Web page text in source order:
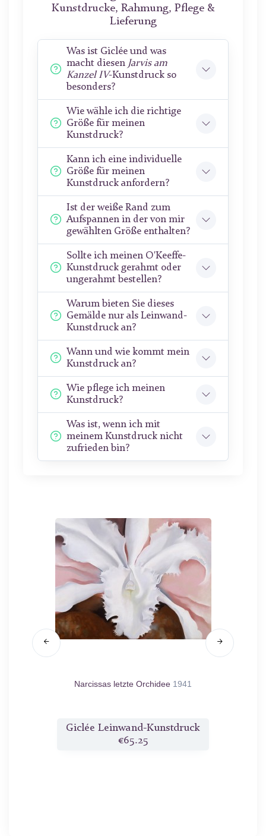
Kunstdrucke, Rahmung, Pflege &
Lieferung
Was ist Giclée und was
macht diesen Jarvis am
Kanzel IV-Kunstdruck so
besonders?
Wie wähle ich die richtige
Größe für meinen
Kunstdruck?
Kann ich eine individuelle
Größe für meinen
Kunstdruck anfordern?
Ist der weiße Rand zum
Aufspannen in der von mir
gewählten Größe enthalten?
Sollte ich meinen O'Keeffe-
Kunstdruck gerahmt oder
ungerahmt bestellen?
Warum bieten Sie dieses
Gemälde nur als Leinwand-
Kunstdruck an?
Wann und wie kommt mein
Kunstdruck an?
Wie pflege ich meinen
Kunstdruck?
Was ist, wenn ich mit
meinem Kunstdruck nicht
zufrieden bin?
Narcissas letzte Orchidee 1941
Giclée Leinwand-Kunstdruck
€65.25